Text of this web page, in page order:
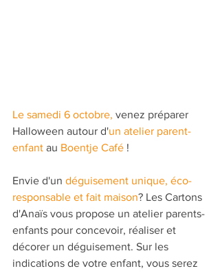
Le samedi 6 octobre, venez préparer
Halloween autour d'un atelier parent-
enfant au Boentje Café !
Envie d'un déguisement unique, éco-
responsable et fait maison? Les Cartons
d'Anaïs vous propose un atelier parents-
enfants pour concevoir, réaliser et
décorer un déguisement. Sur les
indications de votre enfant, vous serez